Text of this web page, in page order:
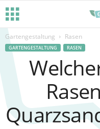
Gartengestaltung Rasen
GARTENGESTALTUNG RASEN